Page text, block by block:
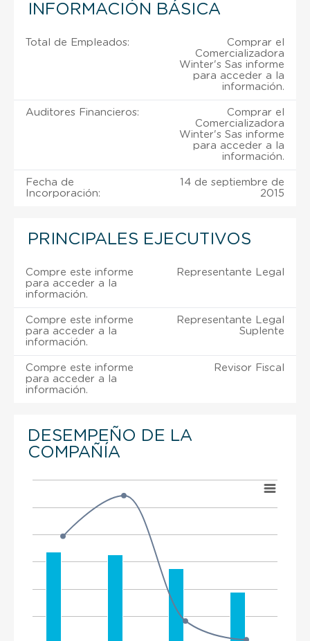
INFORMACIÓN BÁSICA
Total de Empleados:
Comprar el
Comercializadora
Winter's Sas informe
para acceder a la
información.
Auditores Financieros:
Comprar el
Comercializadora
Winter's Sas informe
para acceder a la
información.
Fecha de
Incorporación:
14 de septiembre de
2015
PRINCIPALES EJECUTIVOS
Compre este informe
para acceder a la
información.
Representante Legal
Compre este informe
para acceder a la
información.
Representante Legal
Suplente
Compre este informe
para acceder a la
información.
Revisor Fiscal
DESEMPEÑO DE LA
COMPAÑÍA